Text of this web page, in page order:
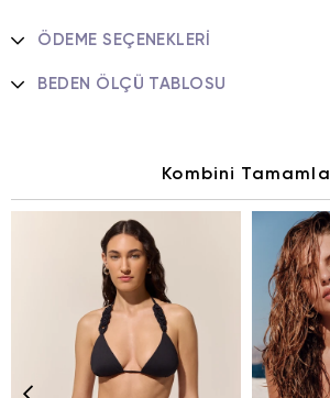
ÖDEME SEÇENEKLERI
BEDEN ÖLÇÜ TABLOSU
Kombini Tamamla